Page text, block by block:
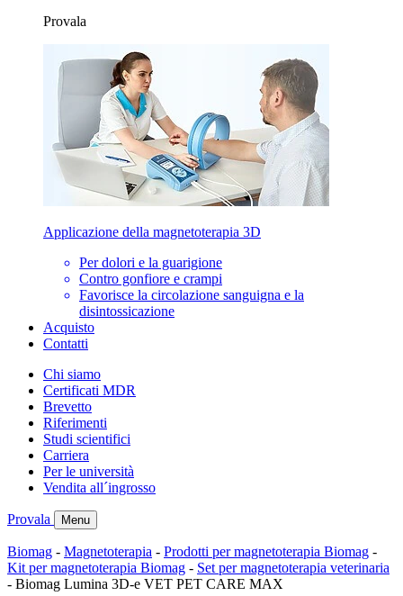
Provala
Applicazione della magnetoterapia 3D
Per dolori e la guarigione
Contro gonfiore e crampi
Favorisce la circolazione sanguigna e la
disintossicazione
Acquisto
Contatti
Chi siamo
Certificati MDR
Brevetto
Riferimenti
Studi scientifici
Carriera
Per le università
Vendita all´ingrosso
Provala Menu
Biomag - Magnetoterapia - Prodotti per magnetoterapia Biomag -
Kit per magnetoterapia Biomag - Set per magnetoterapia veterinaria
- Biomag Lumina 3D-e VET PET CARE MAX